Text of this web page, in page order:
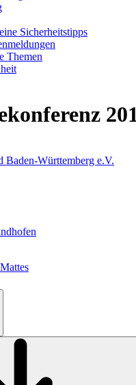
Sicherheitstipps
Themen
Baden-Württemberg e.V.